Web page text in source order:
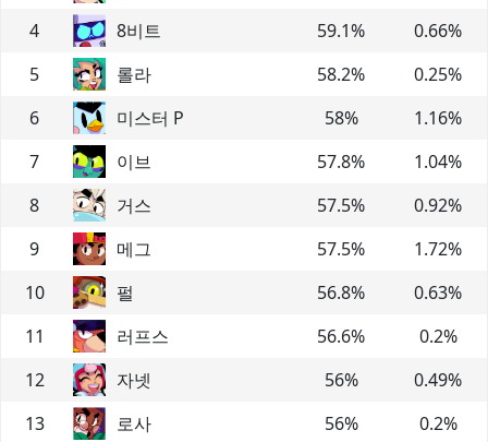
4
8비트 59.1% 0.66%
5
롤라 58.2% 0.25%
6
미스터 P 58% 1.16%
7
이브 57.8% 1.04%
8
거스 57.5% 0.92%
9
메그 57.5% 1.72%
10
펄 56.8% 0.63%
11
러프스 56.6% 0.2%
12
자넷 56% 0.49%
13
로사 56% 0.2%